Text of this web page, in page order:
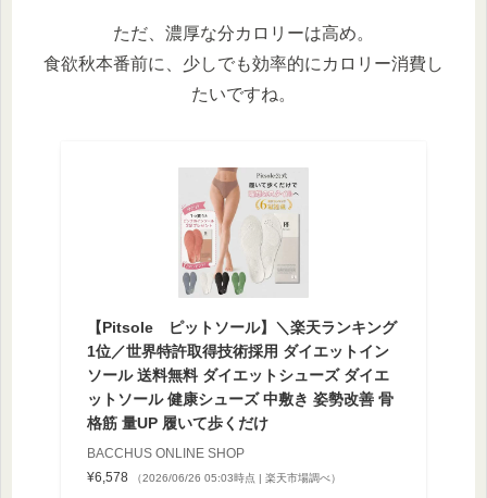
ただ、濃厚な分カロリーは高め。
食欲秋本番前に、少しでも効率的にカロリー消費し
たいですね。
【Pitsole ピットソール】＼楽天ランキング
1位／世界特許取得技術採用 ダイエットイン
ソール 送料無料 ダイエットシューズ ダイエ
ットソール 健康シューズ 中敷き 姿勢改善 骨
格筋 量UP 履いて歩くだけ
BACCHUS ONLINE SHOP
¥6,578
（2026/06/26 05:03時点 | 楽天市場調べ）